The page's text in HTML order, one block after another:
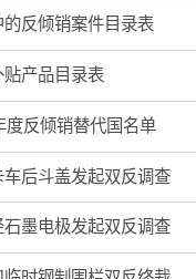
反倾销案件目录表
产品目录表
度反倾销替代国名单
后斗盖发起双反调查
墨电极发起双反调查